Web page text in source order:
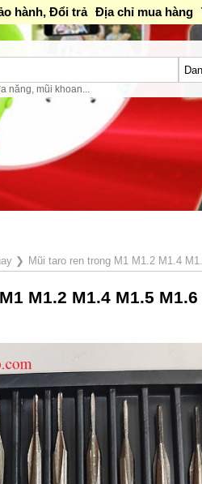
hành, Đổi trả Địa chỉ mua hàng
năng, mũi khoan...
❯ Mũi taro ren trong M1 M1.2 M1.4
M1.2 M1.4 M1.5